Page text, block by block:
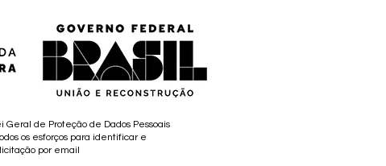
de Proteção de Dados Pessoais
os esforços para identificar e
por email